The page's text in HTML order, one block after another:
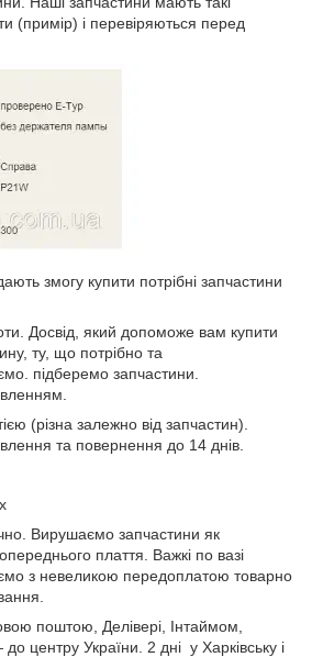
(примір) і перевіряються перед
змогу купити потрібні запчастини
Досвід, який допоможе вам купити
ту, що потрібно та
підберемо запчастини.
(різна залежно від запчастин).
та повернення до 14 днів.
Вирушаємо запчастини як
плаття. Важкі по вазі
з невеликою передоплатою товарно
поштою, Делівері, Інтаймом,
центру України. 2 дні у Харківську і